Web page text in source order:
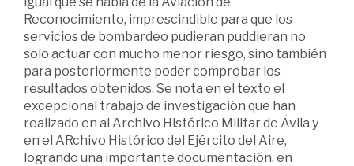
Reconocimiento, imprescindible para que los
servicios de bombardeo pudieran puddieran no
solo actuar con mucho menor riesgo, sino también
para posteriormente poder comprobar los
resultados obtenidos. Se nota en el texto el
excepcional trabajo de investigación que han
realizado en al Archivo Histórico Militar de Ávila y
en el ARchivo Histórico del Ejército del Aire,
logrando una importante documentación, en